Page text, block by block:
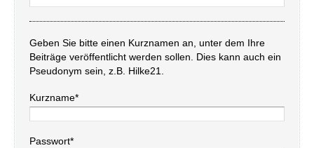
Geben Sie bitte einen Kurznamen an, unter dem Ihre
Beiträge veröffentlicht werden sollen. Dies kann auch ein
Pseudonym sein, z.B. Hilke21.
Kurzname*
Passwort*